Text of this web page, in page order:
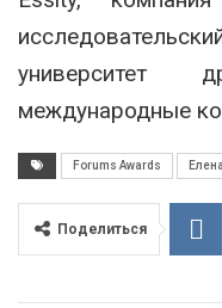
университет
международные
Forums Awards
Поделиться